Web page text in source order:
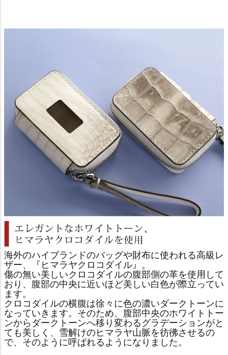
海外のハイブランドのバッグや財布に使われる高級レ
ザー、『ヒマラヤクロコダイル』。
傷の無い美しいクロコダイルの腹部側の革を使用して
おり、腹部の中央に近いほど美しい白色が際立ってい
ます。
クロコダイルの横腹は徐々に色の濃いダークトーンに
なっていきます。そのため、腹部中央のホワイトトー
ンからダークトーンへ移り変わるグラデーションがと
ても美しく、雪解けのヒマラヤ山脈を彷彿させるの
で、そのように呼ばれるようになりました。